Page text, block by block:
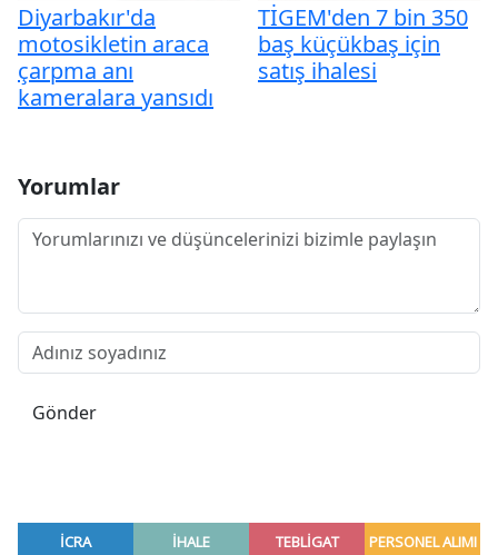
Diyarbakır'da
motosikletin araca
çarpma anı
kameralara yansıdı
TİGEM'den 7 bin 350
baş küçükbaş için
satış ihalesi
Yorumlar
Gönder